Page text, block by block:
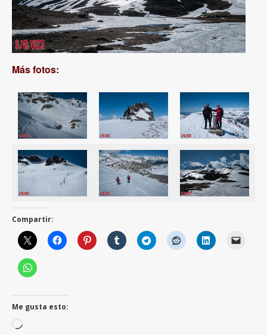
Más fotos:
Compartir:
Me gusta esto:
Cargando...